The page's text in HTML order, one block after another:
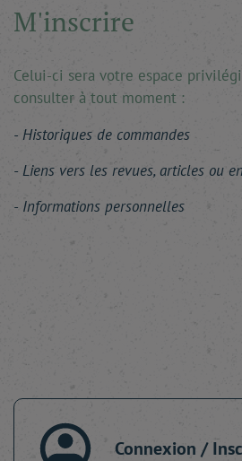
M'inscrire
Celui-ci sera votre espace
consulter à tout moment :
Historiques de commandes
Liens vers les revues, articles ou
Informations personnelles
Connexion /